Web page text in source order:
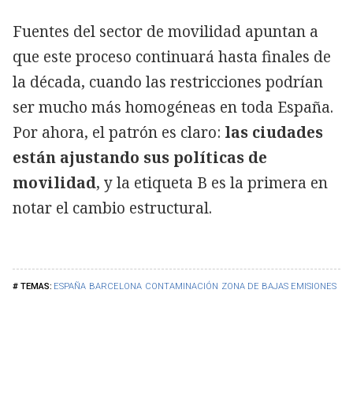
ESPAÑA BARCELONA CONTAMINACIÓN ZONA DE BAJAS EMISIONES
Fuentes del sector de movilidad apuntan a
que este proceso continuará hasta finales de
la década, cuando las restricciones podrían
ser mucho más homogéneas en toda España.
Por ahora, el patrón es claro: las ciudades
están ajustando sus políticas de
movilidad, y la etiqueta B es la primera en
notar el cambio estructural.